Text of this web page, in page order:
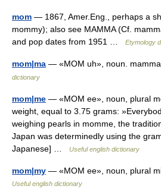
mom — 1867, Amer.Eng., perhaps a
mommy); also see MAMMA (Cf.
and pop dates from 1951 …
Etymology
mom|ma — «MOM uh», noun.
dictionary
mom|me — «MOM ee», noun, plural
weight, equal to 3.75 grams:
weighing pearls in momme, the
Japan was determinedly using the
Japanese] …
Useful english dictionary
mom|my — «MOM ee», noun, plural
Useful english dictionary